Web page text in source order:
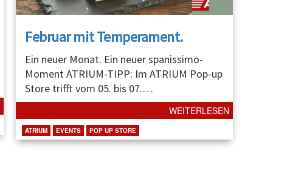
Februar mit Temperament.
Ein neuer Monat. Ein neuer spanissimo-
Moment ATRIUM-TIPP: Im ATRIUM Pop-up
Store trifft vom 05. bis 07.…
WEITERLESEN
ATRIUM EVENTS POP UP STORE